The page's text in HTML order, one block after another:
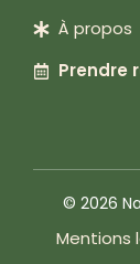
À propos
Prendre
© 2026
Mentions